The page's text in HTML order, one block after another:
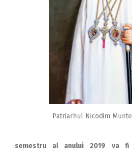
Patriarhul Nicodim
semestru al anului 2019 va